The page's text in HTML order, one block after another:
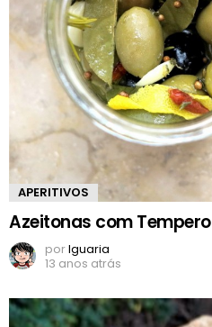
APERITIVOS
Azeitonas com Tempero
porIguaria
13 anos atrás